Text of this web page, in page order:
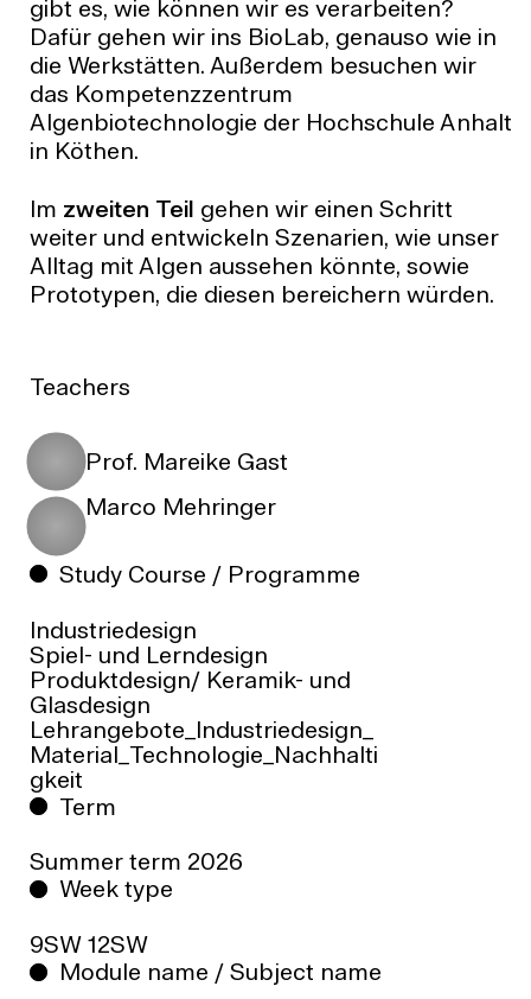
gibt es, wie können wir es verarbeiten?
Dafür gehen wir ins BioLab, genauso wie in
die Werkstätten. Außerdem besuchen wir
das Kompetenzzentrum
Algenbiotechnologie der Hochschule Anhalt
in Köthen.
Im zweiten Teil gehen wir einen Schritt
weiter und entwickeln Szenarien, wie unser
Alltag mit Algen aussehen könnte, sowie
Prototypen, die diesen bereichern würden.
Teachers
Prof. Mareike Gast
Marco Mehringer
Study Course / Programme
Industriedesign
Spiel- und Lerndesign
Produktdesign/ Keramik- und
Glasdesign
Lehrangebote_Industriedesign_
Material_Technologie_Nachhalti
gkeit
Term
Summer term 2026
Week type
9SW 12SW
Module name / Subject name